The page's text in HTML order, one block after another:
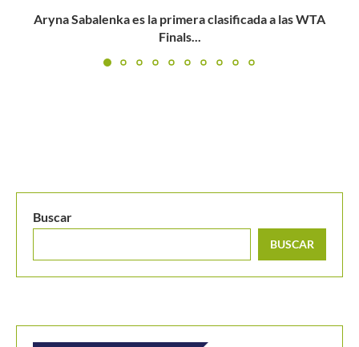
WTA Finals Fort Worth: Maria Sakkari se anota una
sorpresiva...
Buscar
BUSCAR